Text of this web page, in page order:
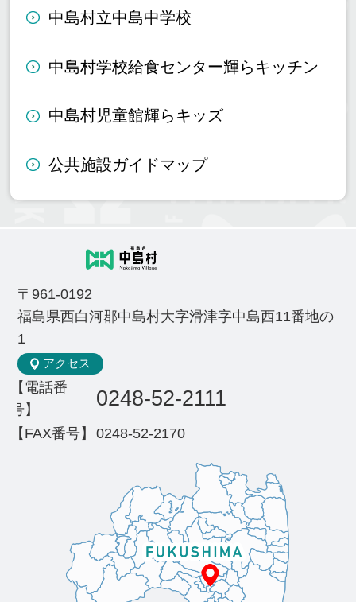
中島村立中島中学校
中島村学校給食センター輝らキッチン
中島村児童館輝らキッズ
公共施設ガイドマップ
〒961-0192
福島県西白河郡中島村大字滑津字中島西11番地の
1
アクセス
【電話番
号】
0248-52-2111
【FAX番号】 0248-52-2170